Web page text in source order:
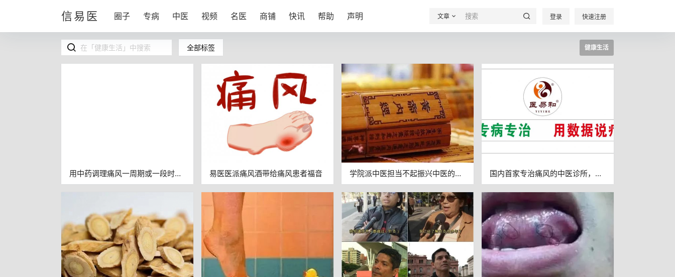
信易医 圈子 专病 中医 视频 名医 商铺 快讯 帮助 声明 文章 登录 快速注册
全部标签 健康生活
用中药调理痛风一周期或一段时
间，有的人尿酸不降反升，是没有
易医医派痛风酒带给痛风患者福音
学院派中医担当不起振兴中医的大
任！
国内首家专治痛风的中医诊所，医
易和医养中医诊所落户成都街子古
镇